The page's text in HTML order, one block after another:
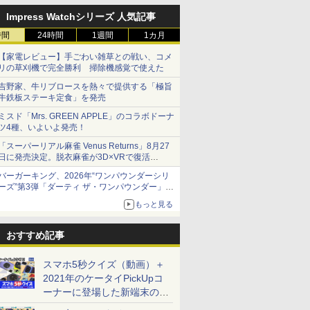
Impress Watchシリーズ 人気記事
24時間 1週間 1カ月
家電レビュー】手ごわい雑草との戦い、コメ
の草刈機で完全勝利 掃除機感覚で使えた
野家、牛リブロースを熱々で提供する「極旨
鉄板ステーキ定食」を発売
スド「Mrs. GREEN APPLE」のコラボドーナ
4種、いよいよ発売！
スーパーリアル麻雀 Venus Returns」8月27
に発売決定。脱衣麻雀が3D×VRで復活
売から2週間は20%オフになるセールが実施
ーガーキング、2026年“ワンパウンダーシリ
ズ”第3弾「ダーティ ザ・ワンパウンダー」を
特製ガーリックマヨソース」を使用した超大
もっと見る
おすすめ記事
スマホ5秒クイズ（動画）＋
2021年のケータイPickUpコ
ーナーに登場した新端末のメ
ーカー別一覧